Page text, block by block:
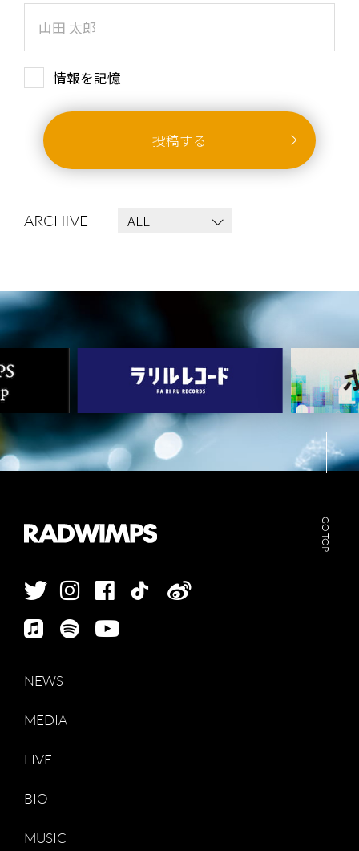
情報を記憶
投稿する
ARCHIVE ALL
GO TOP
NEWS
MEDIA
LIVE
BIO
MUSIC